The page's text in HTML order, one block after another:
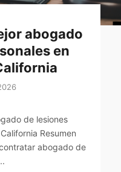
abogado
en
de lesiones
Resumen
abogado de